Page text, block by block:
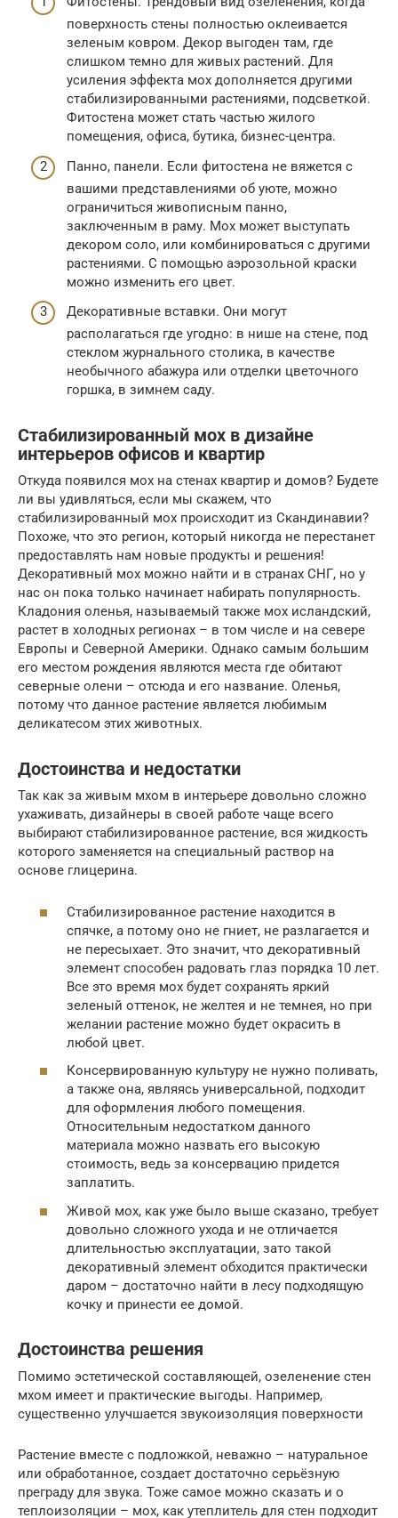
поверхность стены полностью оклеивается
зеленым ковром. Декор выгоден там, где
слишком темно для живых растений. Для
усиления эффекта мох дополняется другими
стабилизированными растениями, подсветкой.
Фитостена может стать частью жилого
помещения, офиса, бутика, бизнес-центра.
Панно, панели. Если фитостена не вяжется с
вашими представлениями об уюте, можно
ограничиться живописным панно,
заключенным в раму. Мох может выступать
декором соло, или комбинироваться с другими
растениями. С помощью аэрозольной краски
можно изменить его цвет.
Декоративные вставки. Они могут
располагаться где угодно: в нише на стене, под
стеклом журнального столика, в качестве
необычного абажура или отделки цветочного
горшка, в зимнем саду.
Стабилизированный мох в дизайне
интерьеров офисов и квартир
Откуда появился мох на стенах квартир и домов? Будете
ли вы удивляться, если мы скажем, что
стабилизированный мох происходит из Скандинавии?
Похоже, что это регион, который никогда не перестанет
предоставлять нам новые продукты и решения!
Декоративный мох можно найти и в странах СНГ, но у
нас он пока только начинает набирать популярность.
Кладония оленья, называемый также мох исландский,
растет в холодных регионах – в том числе и на севере
Европы и Северной Америки. Однако самым большим
его местом рождения являются места где обитают
северные олени – отсюда и его название. Оленья,
потому что данное растение является любимым
деликатесом этих животных.
Достоинства и недостатки
Так как за живым мхом в интерьере довольно сложно
ухаживать, дизайнеры в своей работе чаще всего
выбирают стабилизированное растение, вся жидкость
которого заменяется на специальный раствор на
основе глицерина.
Стабилизированное растение находится в
спячке, а потому оно не гниет, не разлагается и
не пересыхает. Это значит, что декоративный
элемент способен радовать глаз порядка 10 лет.
Все это время мох будет сохранять яркий
зеленый оттенок, не желтея и не темнея, но при
желании растение можно будет окрасить в
любой цвет.
Консервированную культуру не нужно поливать,
а также она, являясь универсальной, подходит
для оформления любого помещения.
Относительным недостатком данного
материала можно назвать его высокую
стоимость, ведь за консервацию придется
заплатить.
Живой мох, как уже было выше сказано, требует
довольно сложного ухода и не отличается
длительностью эксплуатации, зато такой
декоративный элемент обходится практически
даром – достаточно найти в лесу подходящую
кочку и принести ее домой.
Достоинства решения
Помимо эстетической составляющей, озеленение стен
мхом имеет и практические выгоды. Например,
существенно улучшается звукоизоляция поверхности
Растение вместе с подложкой, неважно – натуральное
или обработанное, создает достаточно серьёзную
преграду для звука. Тоже самое можно сказать и о
теплоизоляции – мох, как утеплитель для стен подходит